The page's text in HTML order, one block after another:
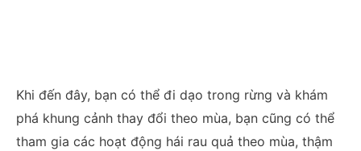
Khi đến đây, bạn có thể đi dạo trong rừng và khám
phá khung cảnh thay đổi theo mùa, bạn cũng có thể
tham gia các hoạt động hái rau quả theo mùa, thậm